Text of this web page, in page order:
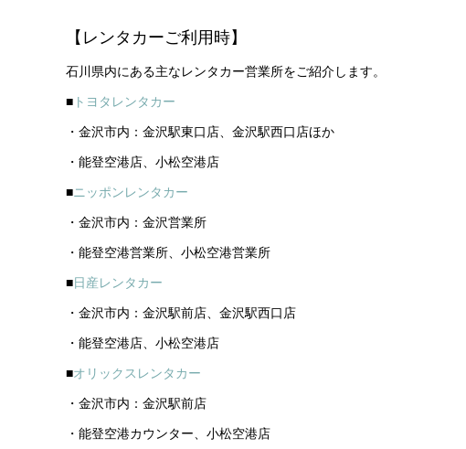
【レンタカーご利用時】
石川県内にある主なレンタカー営業所をご紹介します。
■ トヨタレンタカー
・金沢市内：金沢駅東口店、金沢駅西口店ほか
・能登空港店、小松空港店
■ニッポンレンタカー
・金沢市内：金沢営業所
・能登空港営業所、小松空港営業所
■日産レンタカー
・金沢市内：金沢駅前店、金沢駅西口店
・能登空港店、小松空港店
■オリックスレンタカー
・金沢市内：金沢駅前店
・能登空港カウンター、小松空港店